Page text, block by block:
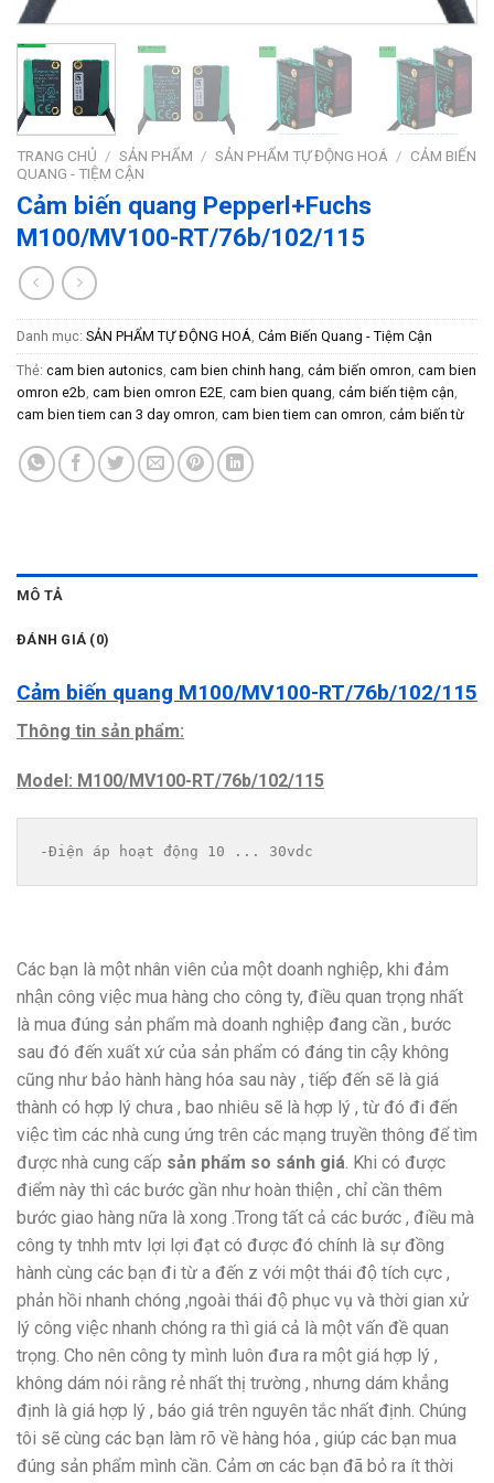
TRANG CHỦ / SẢN PHẨM / SẢN PHẨM TỰ ĐỘNG HOÁ / CẢM BIẾN
QUANG - TIỆM CẬN
Cảm biến quang Pepperl+Fuchs
M100/MV100-RT/76b/102/115
Danh mục: SẢN PHẨM TỰ ĐỘNG HOÁ, Cảm Biến Quang - Tiệm Cận
Thẻ: cam bien autonics, cam bien chinh hang, cảm biến omron, cam bien
omron e2b, cam bien omron E2E, cam bien quang, cảm biến tiệm cận,
cam bien tiem can 3 day omron, cam bien tiem can omron, cảm biến từ
MÔ TẢ
ĐÁNH GIÁ (0)
Cảm biến quang M100/MV100-RT/76b/102/115
Thông tin sản phẩm:
Model: M100/MV100-RT/76b/102/115
-Điện áp hoạt động 10 ... 30vdc
Các bạn là một nhân viên của một doanh nghiệp, khi đảm
nhận công việc mua hàng cho công ty, điều quan trọng nhất
là mua đúng sản phẩm mà doanh nghiệp đang cần , bước
sau đó đến xuất xứ của sản phẩm có đáng tin cậy không
cũng như bảo hành hàng hóa sau này , tiếp đến sẽ là giá
thành có hợp lý chưa , bao nhiêu sẽ là hợp lý , từ đó đi đến
việc tìm các nhà cung ứng trên các mạng truyền thông để tìm
được nhà cung cấp sản phẩm so sánh giá. Khi có được
điểm này thì các bước gần như hoàn thiện , chỉ cần thêm
bước giao hàng nữa là xong .Trong tất cả các bước , điều mà
công ty tnhh mtv lợi lợi đạt có được đó chính là sự đồng
hành cùng các bạn đi từ a đến z với một thái độ tích cực ,
phản hồi nhanh chóng ,ngoài thái độ phục vụ và thời gian xử
lý công việc nhanh chóng ra thì giá cả là một vấn đề quan
trọng. Cho nên công ty mình luôn đưa ra một giá hợp lý ,
không dám nói rằng rẻ nhất thị trường , nhưng dám khẳng
định là giá hợp lý , báo giá trên nguyên tắc nhất định. Chúng
tôi sẽ cùng các bạn làm rõ về hàng hóa , giúp các bạn mua
đúng sản phẩm mình cần. Cảm ơn các bạn đã bỏ ra ít thời